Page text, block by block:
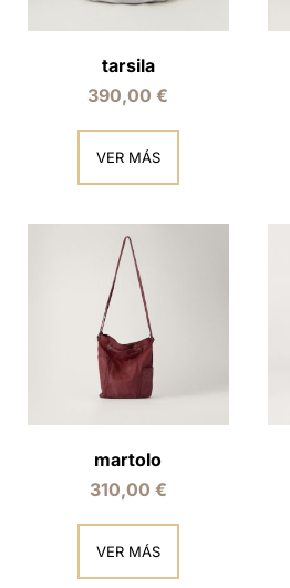
tarsila
390,00€
VER MÁS
martolo
310,00 €
VER MÁS